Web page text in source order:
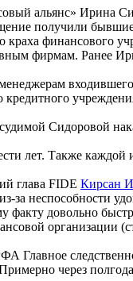
альянс» Ирина
получили
краха финансового
фирмам. Ранее
кредитного
Сидоровой
лет. Также
глава FIDE Кирсан
за неспособности
довольно
организации
Главное
через